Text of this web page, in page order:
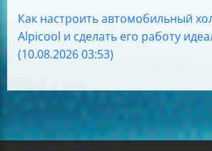
Как настроить автомобильный
Alpicool и сделать его работу
(10.08.2026 03:53)